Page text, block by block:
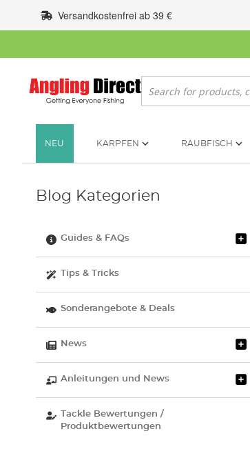
Inhalt
springen
Versandkostenfrei ab 39 €
Suche
NEU KARPFEN RAUBFISCH
Blog Kategorien
Guides & FAQs
Tips & Tricks
Sonderangebote & Deals
News
Anleitungen und News
Tackle Bewertungen /
Produktbewertungen